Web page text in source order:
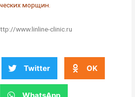
морщин.
www.linline-clinic.ru
Twitter OK
WhatsApp